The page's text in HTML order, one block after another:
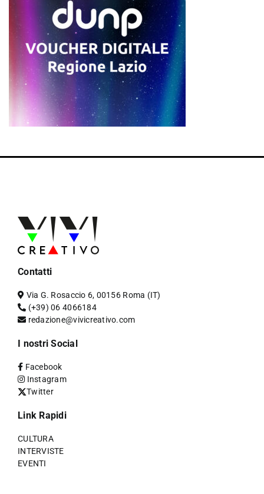
Contatti
Via G. Rosaccio 6, 00156 Roma (IT)
(+39) 06 4066184
redazione@vivicreativo.com
I nostri Social
Facebook
Instagram
Twitter
Link Rapidi
CULTURA
INTERVISTE
EVENTI